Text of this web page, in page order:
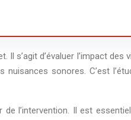
s’agit d’évaluer l’impact
sonores. C’est
l’intervention. Il est